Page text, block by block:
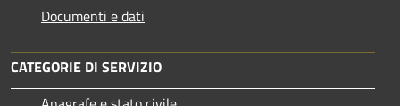
Documenti e dati
CATEGORIE DI SERVIZIO